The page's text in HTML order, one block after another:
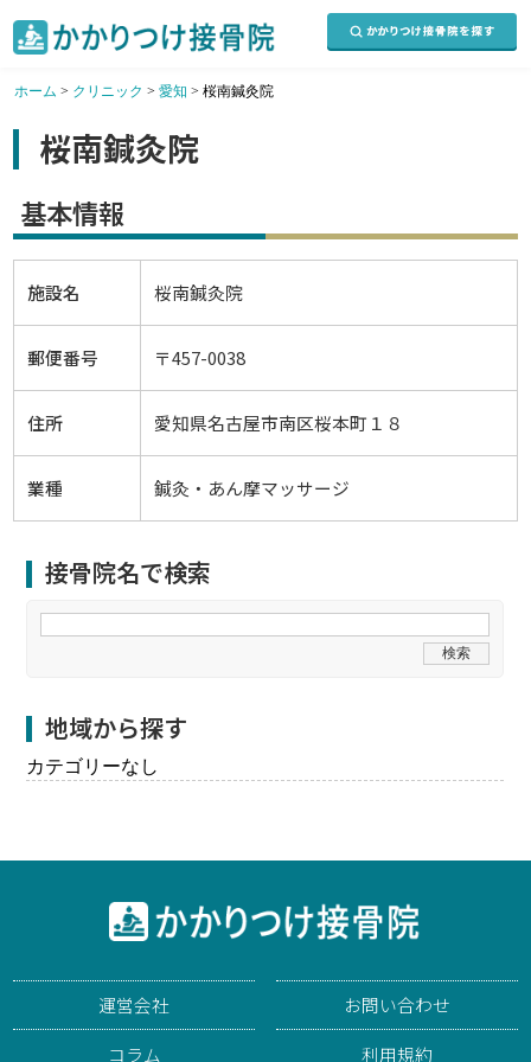
ホーム > クリニック > 愛知 > 桜南鍼灸院
桜南鍼灸院
基本情報
施設名 桜南鍼灸院
郵便番号 〒457-0038
住所 愛知県名古屋市南区桜本町１８
業種 鍼灸・あん摩マッサージ
接骨院名で検索
地域から探す
カテゴリーなし
運営会社
コラム
お問い合わせ
利用規約